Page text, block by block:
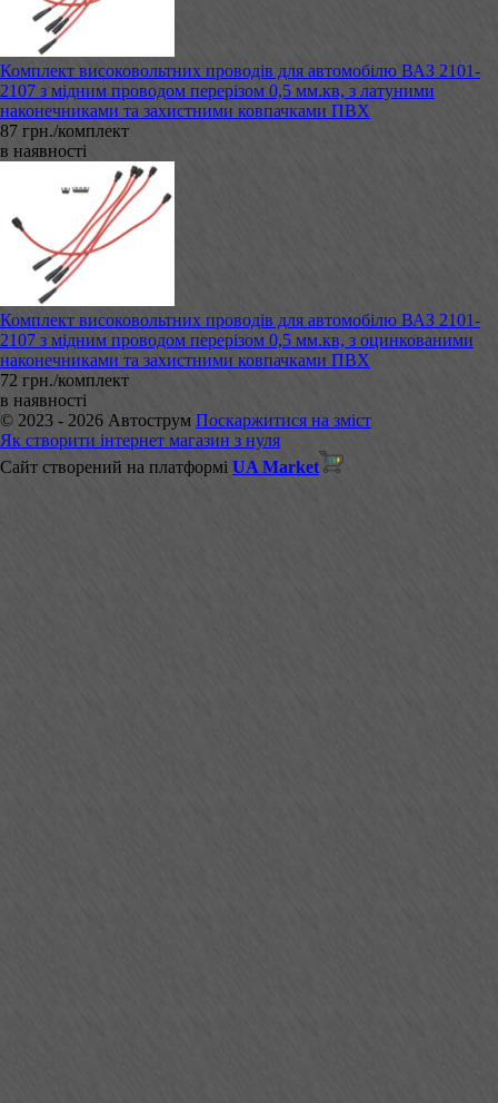
Комплект високовольтних проводів для автомобілю ВАЗ 2101-
2107 з мідним проводом перерізом 0,5 мм.кв, з латуними
наконечниками та захистними ковпачками ПВХ
87 грн./комплект
в наявності
Комплект високовольтних проводів для автомобілю ВАЗ 2101-
2107 з мідним проводом перерізом 0,5 мм.кв, з оцинкованими
наконечниками та захистними ковпачками ПВХ
72 грн./комплект
в наявності
© 2023 - 2026 Автострум Поскаржитися на зміст
Як створити інтернет магазин з нуля
Сайт створений на платформі UA Market